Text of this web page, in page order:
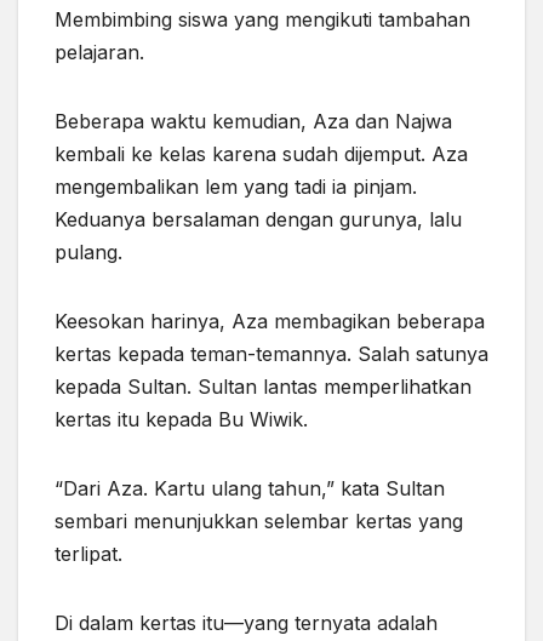
Membimbing siswa yang mengikuti tambahan
pelajaran.
Beberapa waktu kemudian, Aza dan Najwa
kembali ke kelas karena sudah dijemput. Aza
mengembalikan lem yang tadi ia pinjam.
Keduanya bersalaman dengan gurunya, lalu
pulang.
Keesokan harinya, Aza membagikan beberapa
kertas kepada teman-temannya. Salah satunya
kepada Sultan. Sultan lantas memperlihatkan
kertas itu kepada Bu Wiwik.
“Dari Aza. Kartu ulang tahun,” kata Sultan
sembari menunjukkan selembar kertas yang
terlipat.
Di dalam kertas itu—yang ternyata adalah